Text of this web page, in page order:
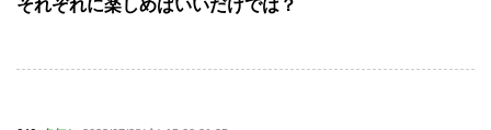
それぞれに楽しめばいいだけでは？